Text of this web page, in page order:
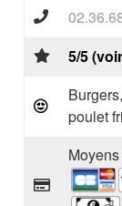
5/5
poulet